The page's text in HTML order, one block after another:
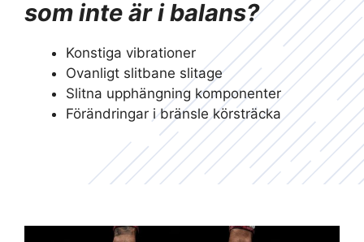
som inte är i balans?
Konstiga vibrationer
Ovanligt slitbane slitage
Slitna upphängning komponenter
Förändringar i bränsle körsträcka